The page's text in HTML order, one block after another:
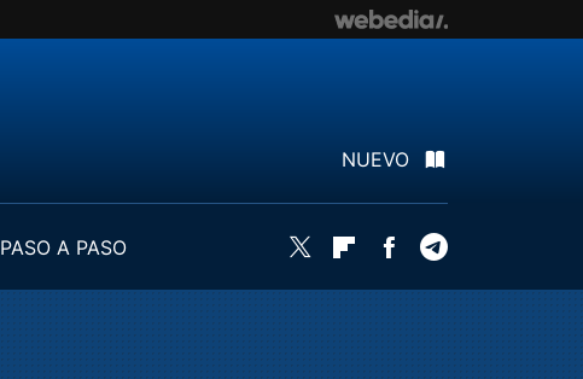
NUEVO
PASO A PASO
Twitter FlipboardFacebook